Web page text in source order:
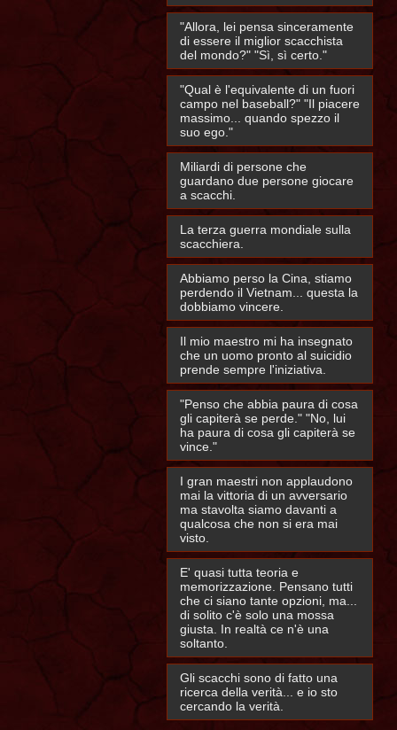
"Allora, lei pensa sinceramente
di essere il miglior scacchista
del mondo?" "Sì, sì certo."
"Qual è l'equivalente di un fuori
campo nel baseball?" "Il piacere
massimo... quando spezzo il
suo ego."
Miliardi di persone che
guardano due persone giocare
a scacchi.
La terza guerra mondiale sulla
scacchiera.
Abbiamo perso la Cina, stiamo
perdendo il Vietnam... questa la
dobbiamo vincere.
Il mio maestro mi ha insegnato
che un uomo pronto al suicidio
prende sempre l'iniziativa.
"Penso che abbia paura di cosa
gli capiterà se perde." "No, lui
ha paura di cosa gli capiterà se
vince."
I gran maestri non applaudono
mai la vittoria di un avversario
ma stavolta siamo davanti a
qualcosa che non si era mai
visto.
E' quasi tutta teoria e
memorizzazione. Pensano tutti
che ci siano tante opzioni, ma...
di solito c'è solo una mossa
giusta. In realtà ce n'è una
soltanto.
Gli scacchi sono di fatto una
ricerca della verità... e io sto
cercando la verità.